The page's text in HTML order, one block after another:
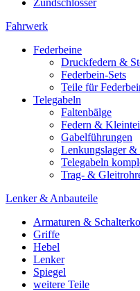
Zündschlösser
Fahrwerk
Federbeine
Druckfedern &
Federbein-Sets
Teile für
Telegabeln
Faltenbälge
Federn &
Gabelführungen
Lenkungslager &
Telegabeln
Trag- &
Lenker & Anbauteile
Armaturen &
Griffe
Hebel
Lenker
Spiegel
weitere Teile